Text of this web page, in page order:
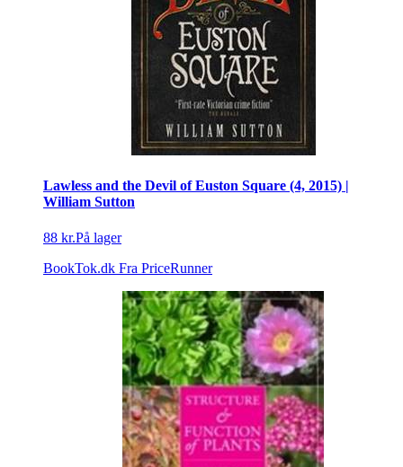
Lawless and the Devil of Euston Square (4, 2015) |
William Sutton
88 kr.På lager
BookTok.dk Fra PriceRunner